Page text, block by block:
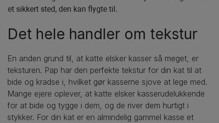
et sikkert sted, den kan flygte til.
Det hele handler om tekstur
En anden grund til, at katte elsker kasser så meget, er
teksturen. Pap har den perfekte tekstur for din kat til at
bide og kradse i, hvilket gør kasserne sjove at lege med.
Mange ejere oplever, at katte elsker kasserudelukkende
for at bide og tygge i dem, og de river dem hurtigt i
stykker. For din kat er en almindelig gammel kasse et